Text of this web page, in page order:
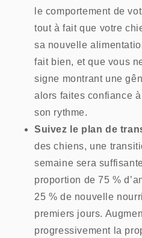
le comportement de
tout à fait que votre
sa nouvelle
fait bien, et que vous
signe montrant une
alors faites confiance
son rythme.
Suivez le plan de
des chiens, une
semaine sera
proportion de 75 %
25 % de nouvelle
premiers jours.
progressivement la